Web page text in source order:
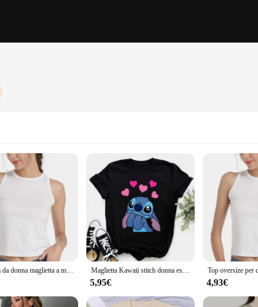
Maglietta da donna maglietta a maniche corte retrò Kawaii da uomo Ins marea maglietta carina con grafica oversize allentata Top Y2k Maglietta Kawaii stitch donna estate top Cartoon Heart Graphic Tees Cute Anime T-Shirt maglietta femminile vestiti
5,95€ 4,93€